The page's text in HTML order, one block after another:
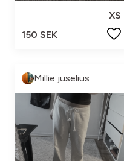
XS
150 SEK
Millie juselius